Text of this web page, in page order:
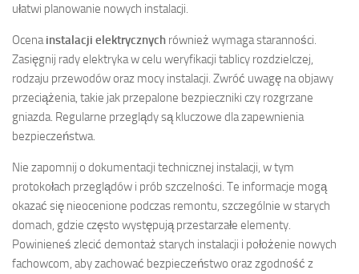
ułatwi planowanie nowych instalacji.
Ocena instalacji elektrycznych również wymaga staranności.
Zasięgnij rady elektryka w celu weryfikacji tablicy rozdzielczej,
rodzaju przewodów oraz mocy instalacji. Zwróć uwagę na objawy
przeciążenia, takie jak przepalone bezpieczniki czy rozgrzane
gniazda. Regularne przeglądy są kluczowe dla zapewnienia
bezpieczeństwa.
Nie zapomnij o dokumentacji technicznej instalacji, w tym
protokołach przeglądów i prób szczelności. Te informacje mogą
okazać się nieocenione podczas remontu, szczególnie w starych
domach, gdzie często występują przestarzałe elementy.
Powinieneś zlecić demontaż starych instalacji i położenie nowych
fachowcom, aby zachować bezpieczeństwo oraz zgodność z